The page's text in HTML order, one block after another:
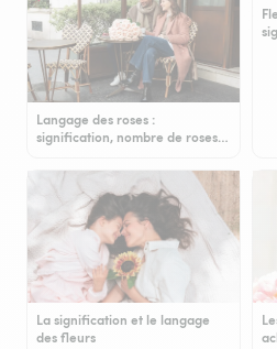
Langage des roses :
signification, nombre de roses…
La signification et le langage
des fleurs